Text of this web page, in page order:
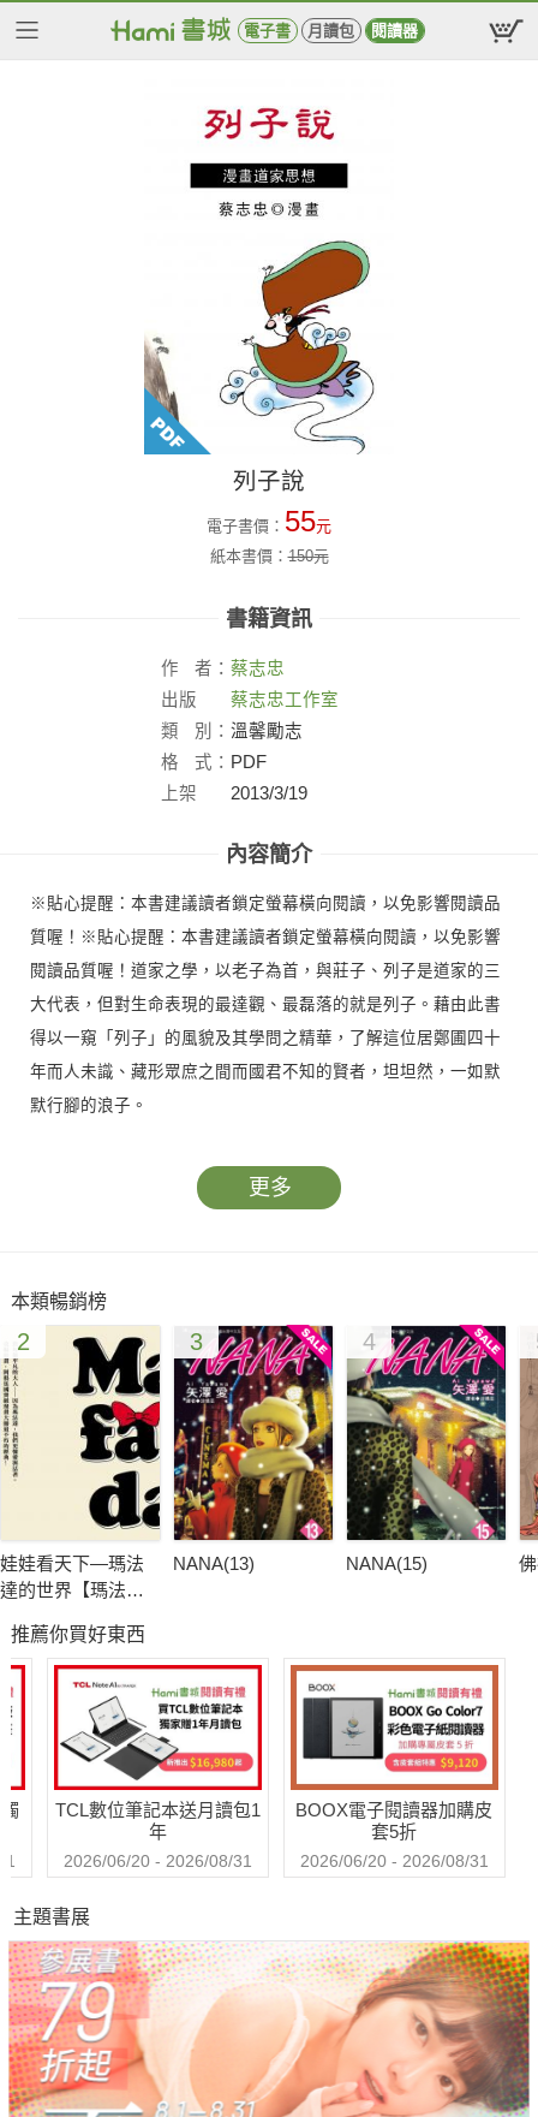
電子書 月讀包 閱讀器
列子說
電子書價： 55元
紙本書價：150元
書籍資訊
作 者： 蔡志忠
出版
社：
蔡志忠工作室
類
別： 溫馨勵志
格
式： PDF
上架
2013/3/19
內容簡介
※貼心提醒：本書建議讀者鎖定螢幕橫向閱讀，以免影響閱讀品
質喔！※貼心提醒：本書建議讀者鎖定螢幕橫向閱讀，以免影響
閱讀品質喔！道家之學，以老子為首，與莊子、列子是道家的三
大代表，但對生命表現的最達觀、最磊落的就是列子。藉由此書
得以一窺「列子」的風貌及其學問之精華，了解這位居鄭圃四十
年而人未識、藏形眾庶之間而國君不知的賢者，坦坦然，一如默
默行腳的浪子。
更多
本類暢銷榜
2
娃娃看天下—瑪法
達的世界【瑪法達
念版．珍藏套
書】：阿根廷國寶
級漫畫大師最不朽
的經典作品，三毛
精心翻譯
3
NANA(13)
4
NANA(15)
推薦你買好東西
TCL數位筆記本送月讀包1
年
2026/06/20 - 2026/08/31
BOOX電子閱讀器加購皮
套5折
2026/06/20 - 2026/08/31
主題書展